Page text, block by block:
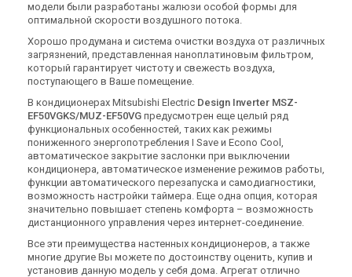
модели были разработаны жалюзи особой формы для
оптимальной скорости воздушного потока.
Хорошо продумана и система очистки воздуха от различных
загрязнений, представленная наноплатиновым фильтром,
который гарантирует чистоту и свежесть воздуха,
поступающего в Ваше помещение.
В кондиционерах Mitsubishi Electric Design Inverter MSZ-
EF50VGKS/MUZ-EF50VG предусмотрен еще целый ряд
функциональных особенностей, таких как режимы
пониженного энергопотребления I Save и Econo Cool,
автоматическое закрытие заслонки при выключении
кондиционера, автоматическое изменение режимов работы,
функции автоматического перезапуска и самодиагностики,
возможность настройки таймера. Еще одна опция, которая
значительно повышает степень комфорта – возможность
дистанционного управления через интернет-соединение.
Все эти преимущества настенных кондиционеров, а также
многие другие Вы можете по достоинству оценить, купив и
установив данную модель у себя дома. Агрегат отлично